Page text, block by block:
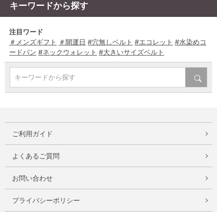
キーワードから探す
注目ワード
＃メンズギフト ＃開運日 #穴無しベルト #エコレット #水染めコ
ードバン #ネックウォレット #大きいサイズベルト
キーワードから探す
ご利用ガイド
よくあるご質問
お問い合わせ
プライバシーポリシー